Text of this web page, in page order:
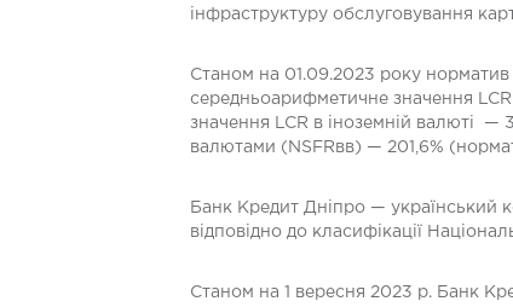
інфраструктуру обслуговування
Станом на 01.09.2023 року норматив
середньоарифметичне значення
значення LCR в іноземній валюті —
валютами (NSFRвв) — 201,6%
Банк Кредит Дніпро — український
відповідно до класифікації
Станом на 1 вересня 2023 р. Банк